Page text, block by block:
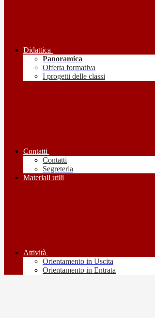
Didattica
Panoramica
Offerta formativa
I progetti delle classi
Contatti
Contatti
Segreteria
Materiali utili
Attività
Orientamento in Uscita
Orientamento in Entrata